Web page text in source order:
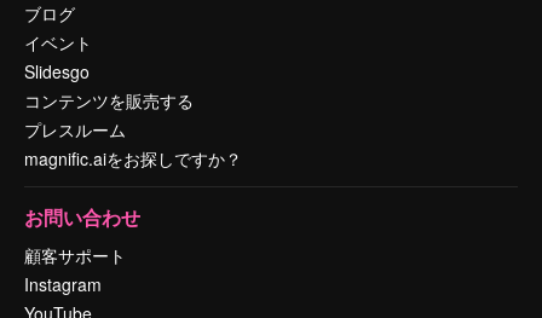
ブログ
イベント
Slidesgo
コンテンツを販売する
プレスルーム
magnific.aiをお探しですか？
お問い合わせ
顧客サポート
Instagram
YouTube